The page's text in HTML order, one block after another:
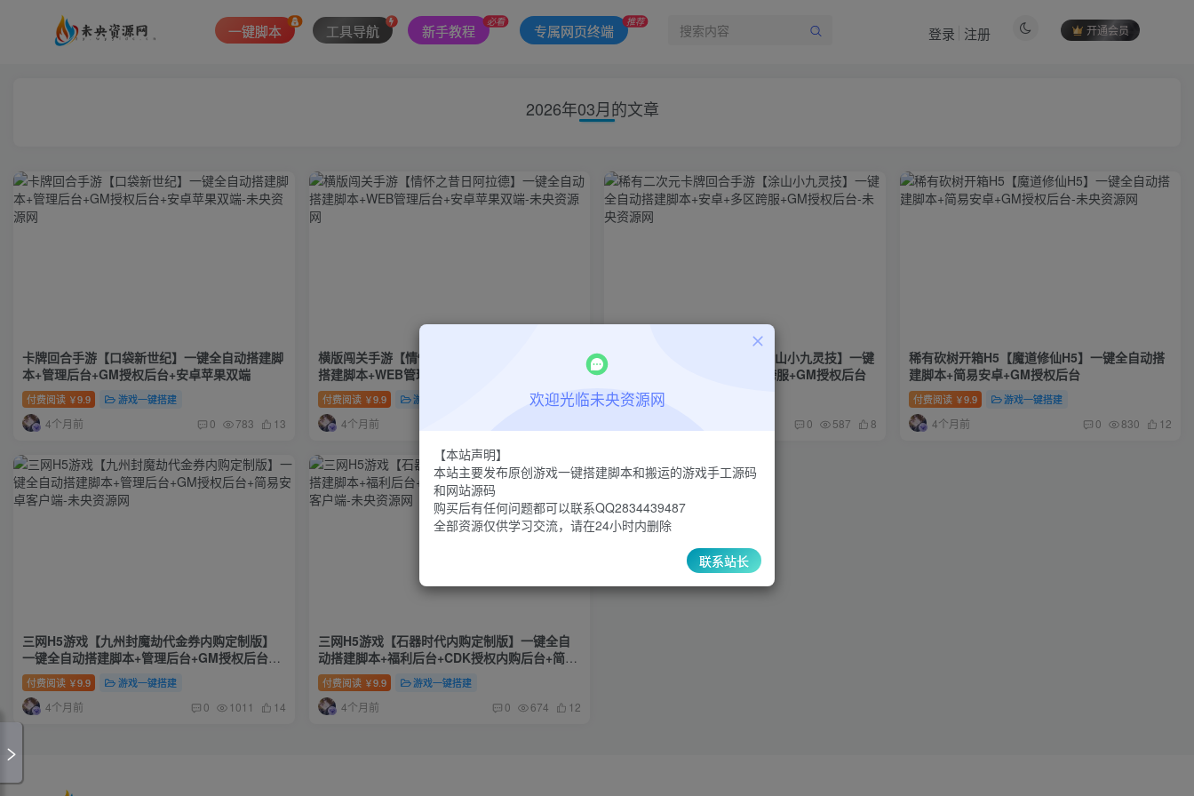
一键脚本 工具导航 新手教程
必看
专属网页终端
推荐
开通会员
登录 注册
2026年03月的文章
卡牌回合手游【口袋新世纪】一键全自动搭建脚
本+管理后台+GM授权后台+安卓苹果双端
付费阅读 ￥9.9 游戏一键搭建
4个月前 0 783 13
横版闯关手游【情怀之昔日阿拉德】一键全自动
搭建脚本+WEB管理后台+安卓苹果双端
付费阅读 ￥9.9 游戏一键搭建
4个月前
稀有二次元卡牌回合手游【涂山小九灵技】一键
全自动搭建脚本+安卓+多区跨服+GM授权后台
付费阅读 ￥
0 587 8
稀有砍树开箱H5【魔道修仙H5】一键全自动搭
建脚本+简易安卓+GM授权后台
付费阅读 ￥9.9 游戏一键搭建
4个月前 0 830 12
三网H5游戏【九州封魔劫代金券内购定制版】
一键全自动搭建脚本+管理后台+GM授权后台
+简易安卓客户端
付费阅读 ￥9.9 游戏一键搭建
4个月前 0 1011 14
三网H5游戏【石器时代内购定制版】一键全自
动搭建脚本+福利后台+CDK授权内购后台+简易
安卓客户端
付费阅读 ￥9.9 游戏一键搭建
4个月前 0 674 12
欢迎光临未央资源网
【本站声明】
本站主要发布原创游戏一键搭建脚本和搬运的游戏手工源码
和网站源码
购买后有任何问题都可以联系QQ2834439487
全部资源仅供学习交流，请在24小时内删除
联系站长